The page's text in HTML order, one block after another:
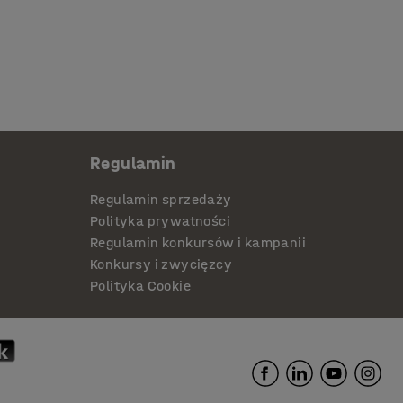
Regulamin
Regulamin sprzedaży
Polityka prywatności
Regulamin konkursów i kampanii
Konkursy i zwycięzcy
Polityka Cookie